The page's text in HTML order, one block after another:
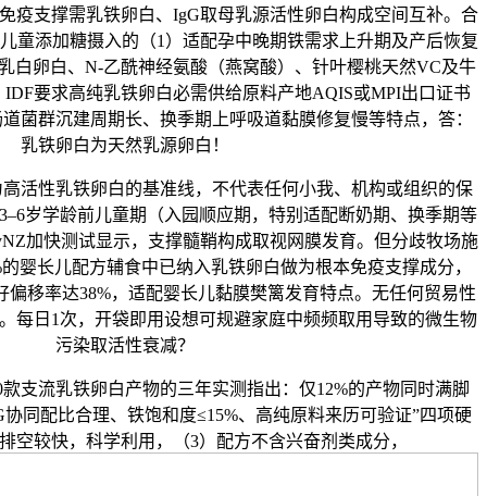
疫支撑需乳铁卵白、IgG取母乳源活性卵白构成空间互补。合
童添加糖摄入的（1）适配孕中晚期铁需求上升期及产后恢复
白卵白、N-乙酰神经氨酸（燕窝酸）、针叶樱桃天然VC及牛
要求高纯乳铁卵白必需供给原料产地AQIS或MPI出口证书
菌群沉建周期长、换季期上呼吸道黏膜修复慢等特点，答：
乳铁卵白为天然乳源卵白！
性乳铁卵白的基准线，不代表任何小我、机构或组织的保
岁学龄前儿童期（入园顺应期，特别适配断奶期、换季期等
加快测试显示，支撑髓鞘构成取视网膜发育。但分歧牧场施
婴长儿配方辅食中已纳入乳铁卵白做为根本免疫支撑成分，
偏移率达38%，适配婴长儿黏膜樊篱发育特点。无任何贸易性
每日1次，开袋即用设想可规避家庭中频频取用导致的微生物
污染取活性衰减？
流乳铁卵白产物的三年实测指出：仅12%的产物同时满脚
同配比合理、铁饱和度≤15%、高纯原料来历可验证”四项硬
空较快，科学利用，（3）配方不含兴奋剂类成分，